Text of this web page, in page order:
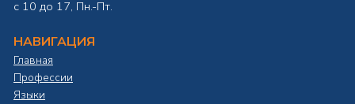
с 10 до 17, Пн.-Пт.
НАВИГАЦИЯ
Главная
Профессии
Языки